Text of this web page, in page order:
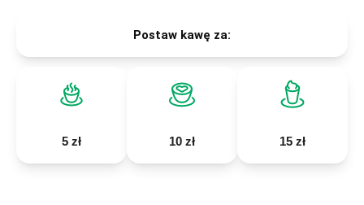
Postaw kawę za:
5 zł 10 zł 15 zł